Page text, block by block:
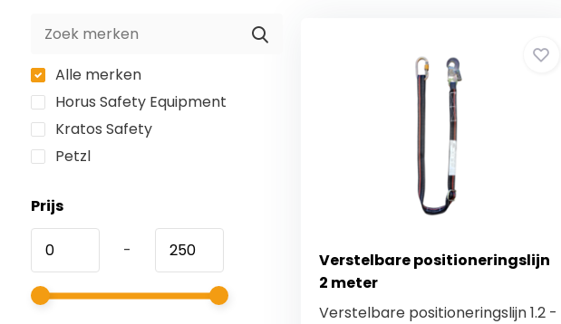
Alle merken
Horus Safety Equipment
Kratos Safety
Petzl
Prijs
-
Verstelbare positioneringslijn
2 meter
Verstelbare positioneringslijn 1.2 -